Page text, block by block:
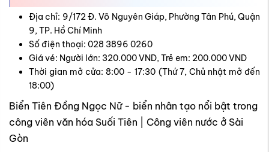
Địa chỉ: 9/172 Đ. Võ Nguyên Giáp, Phường Tân Phú, Quận
9, TP. Hồ Chí Minh
Số điện thoại: 028 3896 0260
Giá vé: Người lớn: 320.000 VND, Trẻ em: 200.000 VND
Thời gian mở cửa: 8:00 - 17:30 (Thứ 7, Chủ nhật mở đến
18:00)
Biển Tiên Đồng Ngọc Nữ - biển nhân tạo nổi bật trong
công viên văn hóa Suối Tiên | Công viên nước ở Sài
Gòn